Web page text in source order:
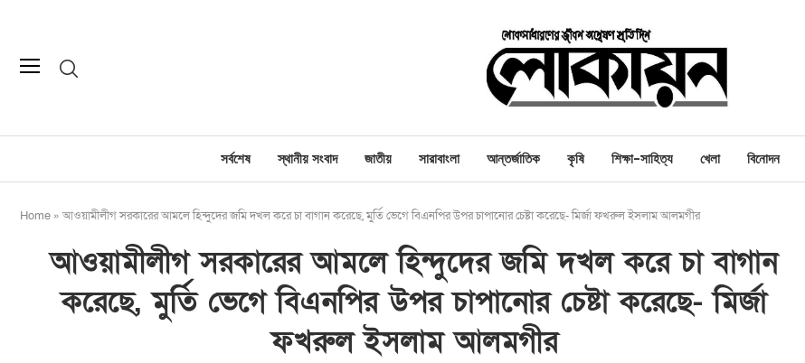
সর্বশেষ স্থানীয় সংবাদ জাতীয় সারাবাংলা আন্তর্জাতিক কৃষি শিক্ষা-সাহিত্য খেলা বিনোদন
Home »আওয়ামীলীগ সরকারের আমলে হিন্দুদের জমি দখল করে চা বাগান করেছে, মুর্তি ভেগে বিএনপির উপর চাপানোর চেষ্টা করেছে- মির্জা ফখরুল ইসলাম আলমগীর
আওয়ামীলীগ সরকারের আমলে হিন্দুদের জমি দখল করে চা বাগান
করেছে, মুর্তি ভেগে বিএনপির উপর চাপানোর চেষ্টা করেছে- মির্জা
ফখরুল ইসলাম আলমগীর